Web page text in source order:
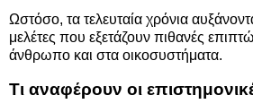
Ωστόσο, τα τελευταία χρόνια
μελέτες που εξετάζουν πιθανές
άνθρωπο και στα οικοσυστήματα.
Τι αναφέρουν οι